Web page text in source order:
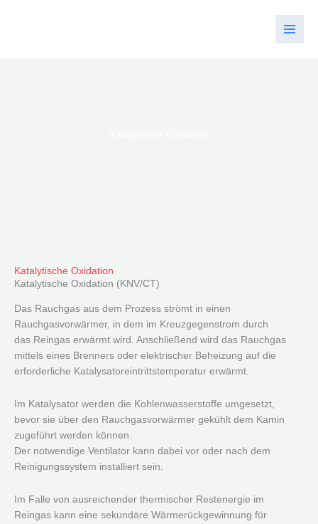
Katalytische Oxidation
Katalytische Oxidation (KNV/CT)
Das Rauchgas aus dem Prozess strömt in einen
Rauchgasvorwärmer, in dem im Kreuzgegenstrom durch
das Reingas erwärmt wird. Anschließend wird das Rauchgas
mittels eines Brenners oder elektrischer Beheizung auf die
erforderliche Katalysatoreintrittstemperatur erwärmt.
Im Katalysator werden die Kohlenwasserstoffe umgesetzt,
bevor sie über den Rauchgasvorwärmer gekühlt dem Kamin
zugeführt werden können.
Der notwendige Ventilator kann dabei vor oder nach dem
Reinigungssystem installiert sein.
Im Falle von ausreichender thermischer Restenergie im
Reingas kann eine sekundäre Wärmerückgewinnung für